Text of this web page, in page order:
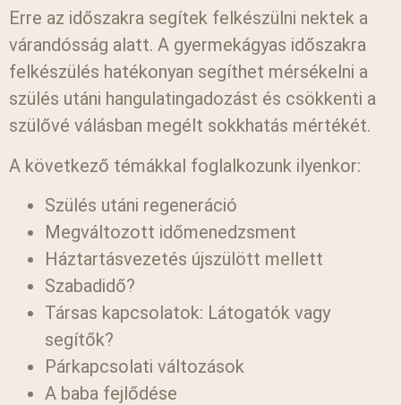
Erre az időszakra segítek felkészülni nektek a
várandósság alatt. A gyermekágyas időszakra
felkészülés hatékonyan segíthet mérsékelni a
szülés utáni hangulatingadozást és csökkenti a
szülővé válásban megélt sokkhatás mértékét.
A következő témákkal foglalkozunk ilyenkor:
Szülés utáni regeneráció
Megváltozott időmenedzsment
Háztartásvezetés újszülött mellett
Szabadidő?
Társas kapcsolatok: Látogatók vagy
segítők?
Párkapcsolati változások
A baba fejlődése